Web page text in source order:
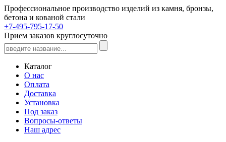
Профессиональное производство изделий из камня, бронзы,
бетона и кованой стали
+7-495-795-17-50
Прием заказов круглосуточно
Каталог
О нас
Оплата
Доставка
Установка
Под заказ
Вопросы-ответы
Наш адрес